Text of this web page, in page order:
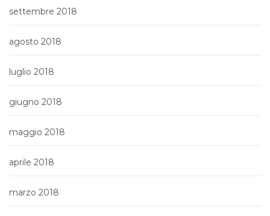
settembre 2018
agosto 2018
luglio 2018
giugno 2018
maggio 2018
aprile 2018
marzo 2018